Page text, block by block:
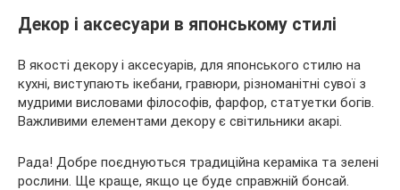
Декор і аксесуари в японському стилі
В якості декору і аксесуарів, для японського стилю на
кухні, виступають ікебани, гравюри, різноманітні сувої з
мудрими висловами філософів, фарфор, статуетки богів.
Важливими елементами декору є світильники акарі.
Рада! Добре поєднуються традиційна кераміка та зелені
рослини. Ще краще, якщо це буде справжній бонсай.